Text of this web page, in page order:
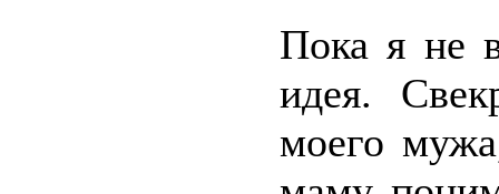
Пока я не
идея.
моего